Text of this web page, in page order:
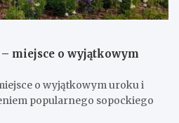
– miejsce o wyjątkowym
o wyjątkowym uroku i
popularnego sopockiego